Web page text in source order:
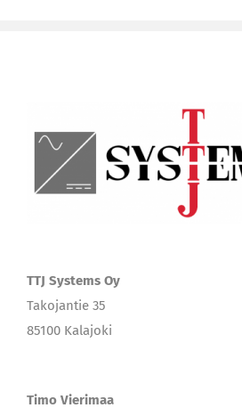
TTJ Systems Oy
Takojantie 35
85100 Kalajoki
Timo Vierimaa